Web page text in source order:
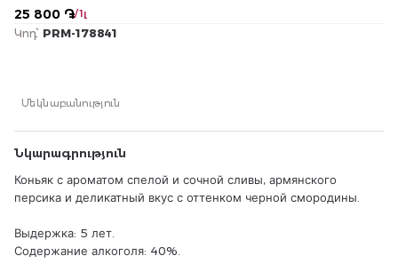
25 800 ֏/ 1լ
Կոդ՝ PRM-178841
Մեկնաբանություն
Նկարագրություն
Коньяк с ароматом спелой и сочной сливы, армянского
персика и деликатный вкус с оттенком черной смородины.
Выдержка: 5 лет.
Содержание алкоголя: 40%.